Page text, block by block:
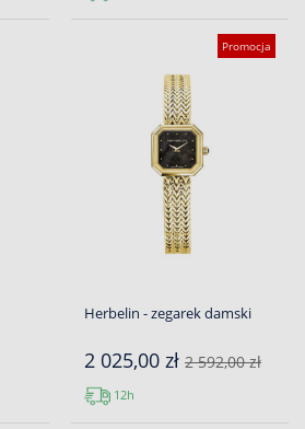
Promocja
Herbelin - zegarek damski
2 025,00 zł 2 592,00 zł
12h